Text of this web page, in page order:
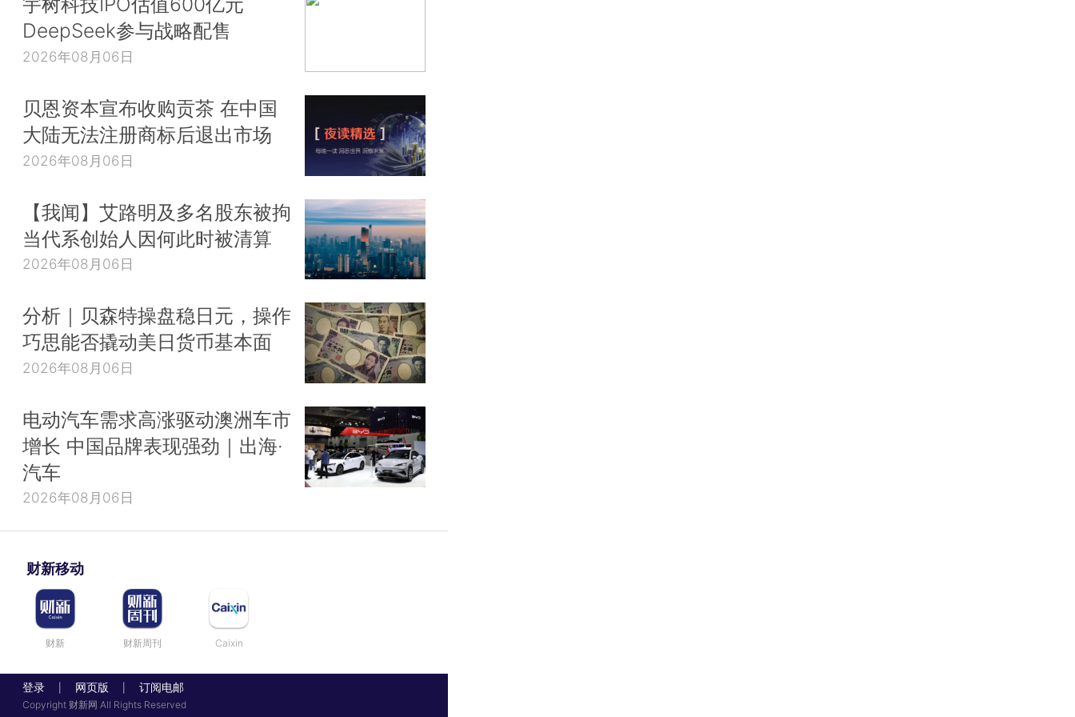
DeepSeek参与战略配售
2026年08月06日
贝恩资本宣布收购贡茶 在中国
大陆无法注册商标后退出市场
2026年08月06日
【我闻】艾路明及多名股东被拘
当代系创始人因何此时被清算
2026年08月06日
分析｜贝森特操盘稳日元，操作
巧思能否撬动美日货币基本面
2026年08月06日
电动汽车需求高涨驱动澳洲车市
增长 中国品牌表现强劲｜出海·
汽车
2026年08月06日
财新移动
财新 财新周刊 Caixin
登录 网页版 订阅电邮
Copyright 财新网 All Rights Reserved